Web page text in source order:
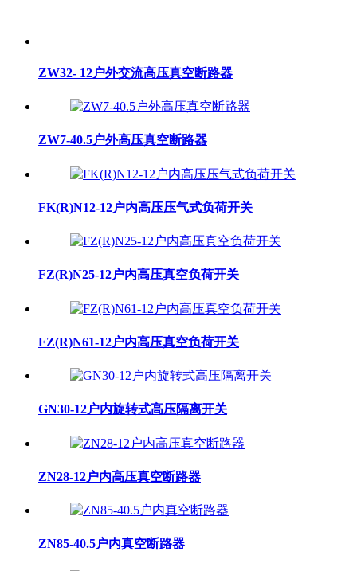
ZW32- 12户外交流高压真空断路器
ZW7-40.5户外高压真空断路器
FK(R)N12-12户内高压压气式负荷开关
FZ(R)N25-12户内高压真空负荷开关
FZ(R)N61-12户内高压真空负荷开关
GN30-12户内旋转式高压隔离开关
ZN28-12户内高压真空断路器
ZN85-40.5户内真空断路器